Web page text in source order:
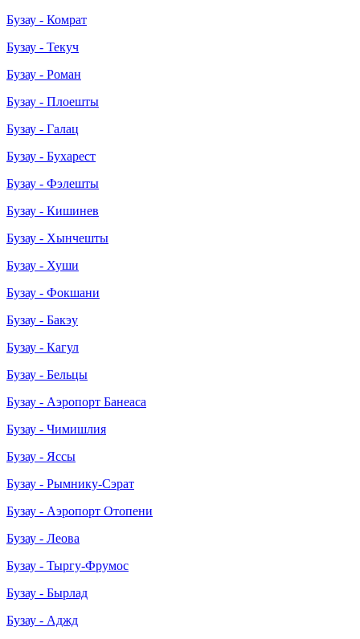
Бузау - Комрат
Бузау - Текуч
Бузау - Роман
Бузау - Плоешты
Бузау - Галац
Бузау - Бухарест
Бузау - Фэлешты
Бузау - Кишинев
Бузау - Хынчешты
Бузау - Хуши
Бузау - Фокшани
Бузау - Бакэу
Бузау - Кагул
Бузау - Бельцы
Бузау - Аэропорт Банеаса
Бузау - Чимишлия
Бузау - Яссы
Бузау - Рымнику-Сэрат
Бузау - Аэропорт Отопени
Бузау - Леова
Бузау - Тыргу-Фрумос
Бузау - Бырлад
Бузау - Аджд